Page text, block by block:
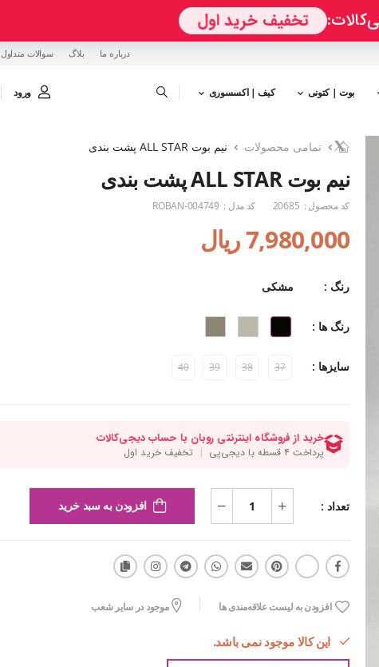
درباره ما بلاگ سوالات متداول
بوت | کتونی کیف | اکسسوری ورود
تمامی محصولات نیم بوت ALL STAR پشت بندی
نیم بوت ALL STAR پشت بندی
کد محصول : 20685 کد مدل : ROBAN-004749
7,980,000 ریال
رنگ : مشکی
رنگ ها :
سایزها : 37
38
39
40
تعداد : افزودن به سبد خرید
افزودن به لیست علاقه‌مندی ها موجود در سایر شعب
این کالا موجود نمی باشد.